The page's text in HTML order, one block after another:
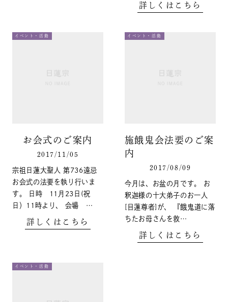
詳しくはこちら
イベント・活動
お会式のご案内
2017/11/05
宗祖日蓮大聖人 第736遠忌
お会式の法要を執り行いま
す。 日時 11月23日(祝
日）11時より、 会場 …
詳しくはこちら
イベント・活動
施餓鬼会法要のご案
内
2017/08/09
今月は、お盆の月です。 お
釈迦様の十大弟子のお一人
[目蓮尊者]が、 『餓鬼道に落
ちたお母さんを救…
詳しくはこちら
イベント・活動